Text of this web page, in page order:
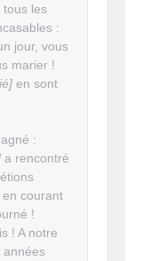
tous les
:
jour, vous
marier !
en sont
:
a rencontré
étions
en courant
!
! A notre
années